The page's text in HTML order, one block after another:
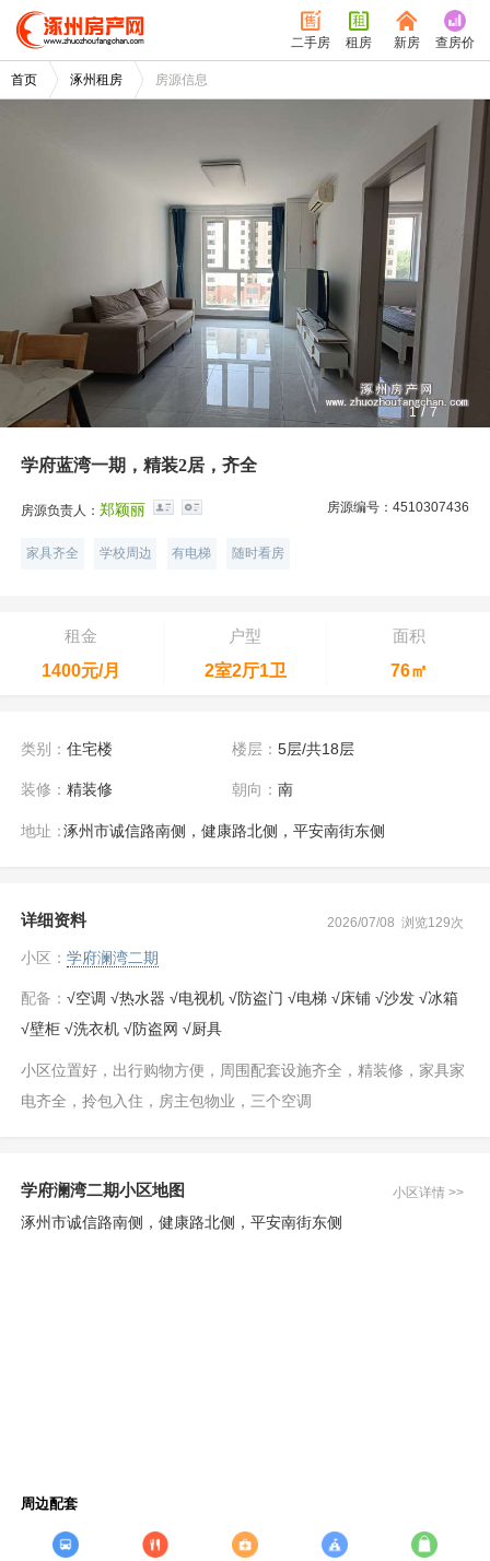
二手房 租房 新房 查房价
首页 涿州租房 房源信息
1/7
学府蓝湾一期，精装2居，齐全
房源负责人：郑颖丽 房源编号：4510307436
家具齐全 学校周边 有电梯 随时看房
租金
1400元/月
户型
2室2厅1卫
面积
76㎡
类别：住宅楼 楼层： 5层/共18层
装修：精装修 朝向： 南
地址：涿州市诚信路南侧，健康路北侧，平安南街东侧
详细资料 2026/07/08 浏览129次
小区：学府澜湾二期
配备：√空调 √热水器 √电视机 √防盗门 √电梯 √床铺 √沙发 √冰箱
√壁柜 √洗衣机 √防盗网 √厨具
小区位置好，出行购物方便，周围配套设施齐全，精装修，家具家
电齐全，拎包入住，房主包物业，三个空调
学府澜湾二期小区地图 小区详情 >>
涿州市诚信路南侧，健康路北侧，平安南街东侧
周边配套